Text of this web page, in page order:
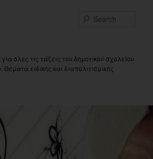
για όλες τις τάξεις του δημοτικού σχολείου
Θέματα ειδικής και διαπολιτισμικής